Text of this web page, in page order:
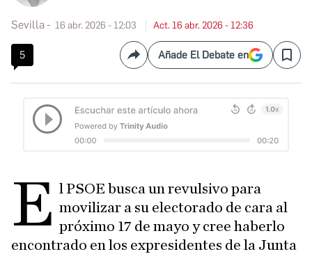
Sevilla 16 abr. 2026 - 12:03 Act. 16 abr. 2026 - 12:36
5 CompartirAñade El Debate en Save
E l PSOE busca un revulsivo para
movilizar a su electorado de cara al
próximo 17 de mayo y cree haberlo
encontrado en los expresidentes de la Junta